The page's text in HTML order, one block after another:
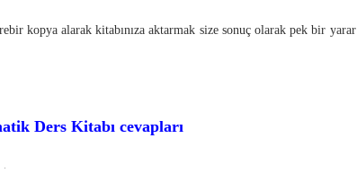
kopya alarak kitabınıza aktarmak size sonuç olarak pek bir yarar
Ders Kitabı cevapları